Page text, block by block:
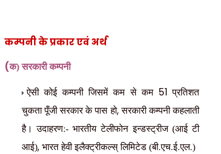
कम्पनी के प्रकार एवं अर्थ
(क) सरकारी कम्पनी
ऐसी कोई कम्पनी जिसमें कम से कम 51 प्रतिशत
चुकता पूँजी सरकार के पास हो,सरकारी कम्पनी कहलाती
है। उदाहरण:- भारतीय टेलीफोन इन्डस्ट्रीज (आई टी
आई), भारत हेवी इलैक्ट्रीकल्स् लिमिटेड (बी.एच.ई.एल.)